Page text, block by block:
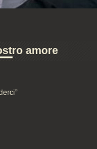
amore